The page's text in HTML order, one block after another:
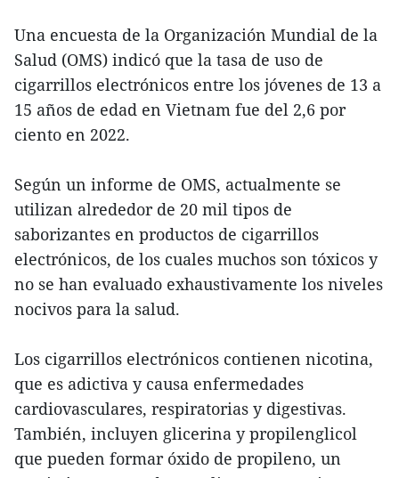
Una encuesta de la Organización Mundial de la
Salud (OMS) indicó que la tasa de uso de
cigarrillos electrónicos entre los jóvenes de 13 a
15 años de edad en Vietnam fue del 2,6 por
ciento en 2022.
Según un informe de OMS, actualmente se
utilizan alrededor de 20 mil tipos de
saborizantes en productos de cigarrillos
electrónicos, de los cuales muchos son tóxicos y
no se han evaluado exhaustivamente los niveles
nocivos para la salud.
Los cigarrillos electrónicos contienen nicotina,
que es adictiva y causa enfermedades
cardiovasculares, respiratorias y digestivas.
También, incluyen glicerina y propilenglicol
que pueden formar óxido de propileno, un